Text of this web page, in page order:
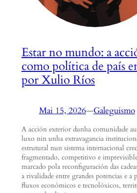
Estar no mundo: a
como política de país
por Xulio Ríos
Mai 15, 2026—Galeguismo
A acción exterior dunha comunidade
luxo nin unha extravagancia
estrutural nun sistema internacional
fragmentado, competitivo e
marcado pola reconfiguración das
a rivalidade entre grandes potencias e a
fluxos económicos e tecnolóxicos,